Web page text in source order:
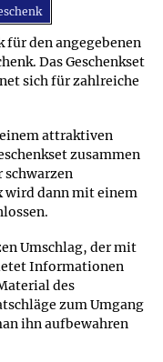
für den angegebenen
Das Geschenkset
sich für zahlreiche
attraktiven
zusammen
schwarzen
wird dann mit einem
Umschlag, der mit
Informationen
des
zum Umgang
ihn aufbewahren